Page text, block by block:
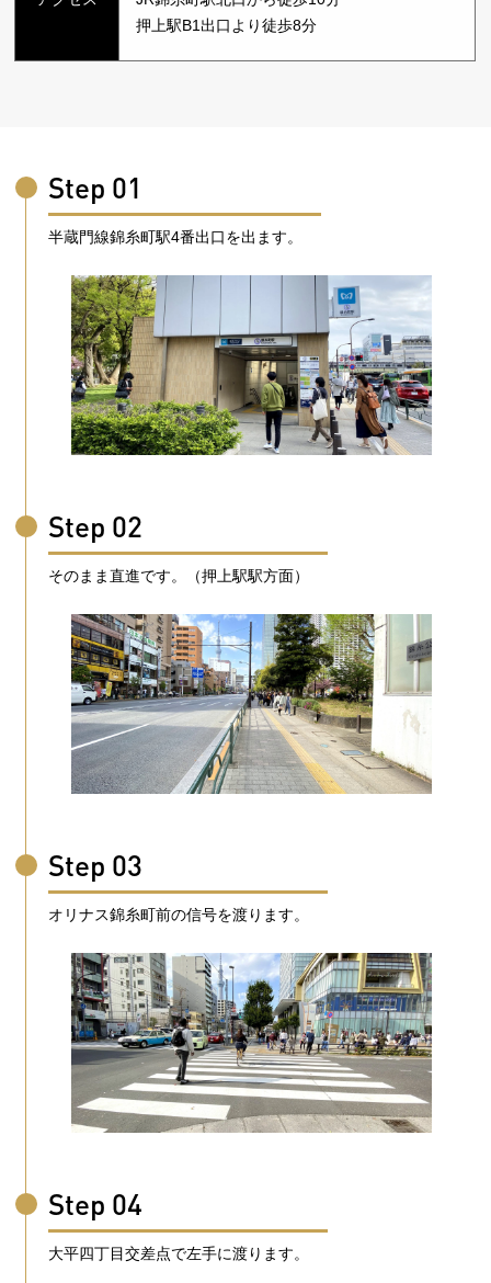
押上駅B1出口より徒歩8分
Step 01
半蔵門線錦糸町駅4番出口を出ます。
Step 02
そのまま直進です。（押上駅駅方面）
Step 03
オリナス錦糸町前の信号を渡ります。
Step 04
大平四丁目交差点で左手に渡ります。